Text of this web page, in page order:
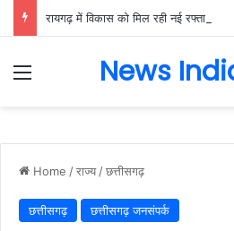
Menu News
Home /राज्य /छत्तीसगढ़
छत्तीसगढ़ छत्तीसगढ़ जनसंपर्क